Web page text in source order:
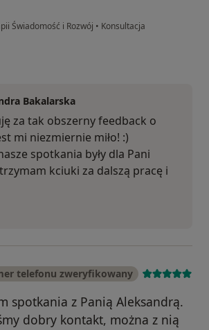
Świadomość i Rozwój • Konsultacja
Bakalarska
za tak obszerny feedback o
mi niezmiernie miło! :)
spotkania były dla Pani
kciuki za dalszą pracę i
telefonu zweryfikowany
spotkania z Panią Aleksandrą.
dobry kontakt, można z nią